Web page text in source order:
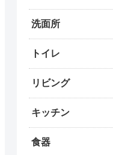
洗面所
トイレ
リビング
キッチン
食器